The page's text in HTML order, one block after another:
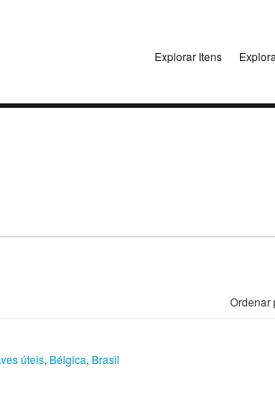
Explorar Itens
Ordenar
úteis, Bélgica, Brasil